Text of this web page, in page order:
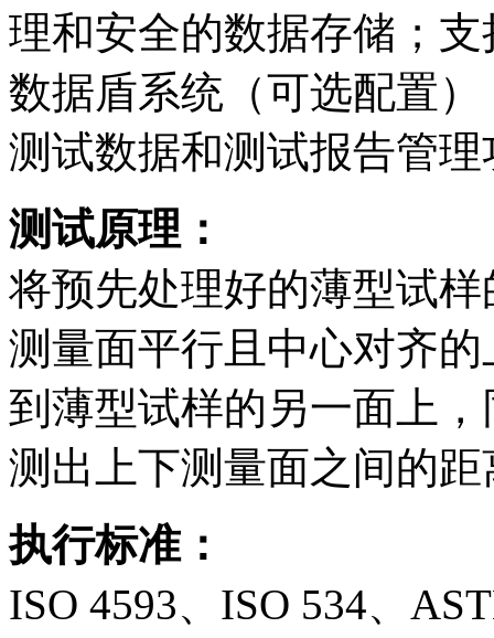
理和安全的数据存储；支
数据盾系统（可选配置
测试数据和测试报告管理
测试原理：
将预先处理好的薄型试
测量面平行且中心对齐
到薄型试样的另一面上
测出上下测量面之间的
执行标准：
ISO 4593、ISO 534、